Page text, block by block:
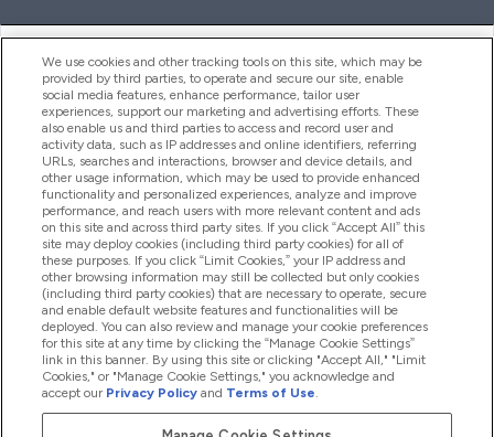
ヘルプ＆ガイド
商品について
会社概要
特典＆ポイント
2026 The Hut.com Ltd
We use cookies and other tracking tools on this site, which may be
provided by third parties, to operate and secure our site, enable
social media features, enhance performance, tailor user
experiences, support our marketing and advertising efforts. These
also enable us and third parties to access and record user and
activity data, such as IP addresses and online identifiers, referring
URLs, searches and interactions, browser and device details, and
other usage information, which may be used to provide enhanced
functionality and personalized experiences, analyze and improve
performance, and reach users with more relevant content and ads
on this site and across third party sites. If you click “Accept All” this
site may deploy cookies (including third party cookies) for all of
these purposes. If you click “Limit Cookies,” your IP address and
other browsing information may still be collected but only cookies
(including third party cookies) that are necessary to operate, secure
and enable default website features and functionalities will be
deployed. You can also review and manage your cookie preferences
for this site at any time by clicking the “Manage Cookie Settings”
link in this banner. By using this site or clicking "Accept All," "Limit
Cookies," or "Manage Cookie Settings," you acknowledge and
accept our Privacy Policy and Terms of Use.